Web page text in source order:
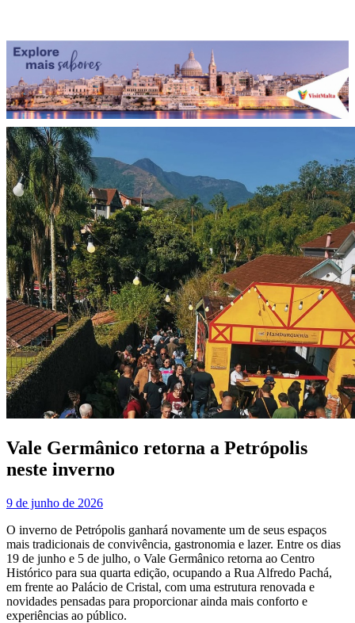
Vale Germânico retorna a Petrópolis
neste inverno
9 de junho de 2026
O inverno de Petrópolis ganhará novamente um de seus espaços
mais tradicionais de convivência, gastronomia e lazer. Entre os dias
19 de junho e 5 de julho, o Vale Germânico retorna ao Centro
Histórico para sua quarta edição, ocupando a Rua Alfredo Pachá,
em frente ao Palácio de Cristal, com uma estrutura renovada e
novidades pensadas para proporcionar ainda mais conforto e
experiências ao público.